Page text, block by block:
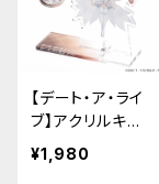
【デート・ア・ライ
ブ】アクリルキー
ハンガー（鳶一
折紙）
¥1,980